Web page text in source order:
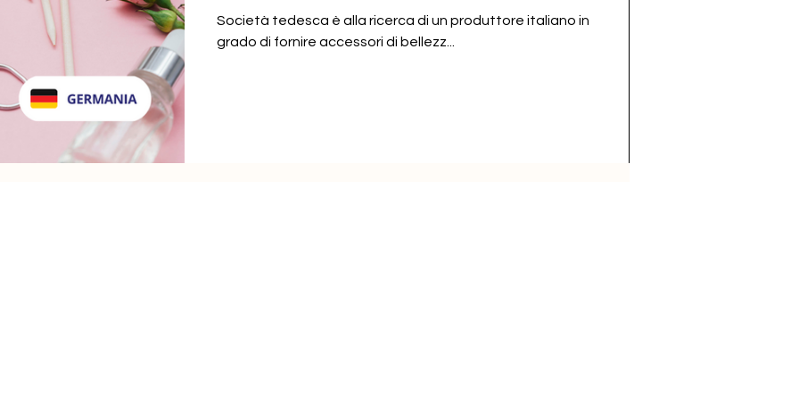
Società tedesca è alla ricerca di un produttore italiano in
grado di fornire accessori di bellezz...